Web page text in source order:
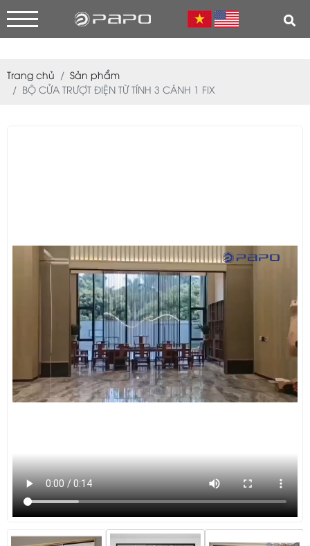
Trang chủ
Sản phẩm
BỘ CỬA TRƯỢT ĐIỆN TỪ TÍNH 3 CÁNH 1 FIX